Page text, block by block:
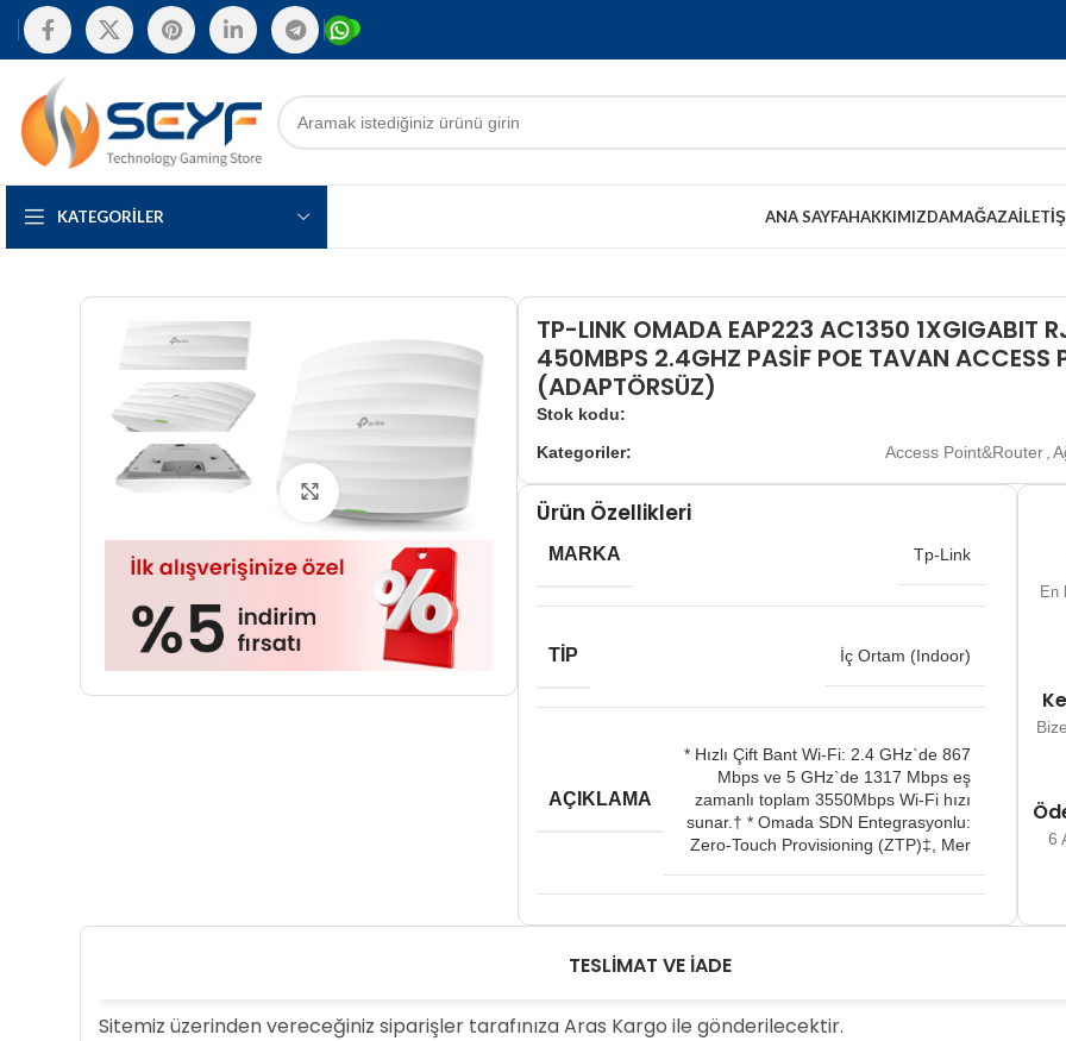
KATEGORILER ANA SAYFAHAKKIMIZDAMAĞAZA
TP-LINK OMADA EAP223 AC1350 1XGIGABIT
450MBPS 2.4GHZ PASİF POE TAVAN ACCESS
(ADAPTÖRSÜZ)
Stok kodu:
Kategoriler:
Access Point&Router
Ürün Özellikleri
MARKA Tp-Link
TIP İç Ortam (Indoor)
AÇIKLAMA
* Hızlı Çift Bant Wi-Fi: 2.4 GHz`de 867
Mbps ve 5 GHz`de 1317 Mbps eş
zamanlı toplam 3550Mbps Wi-Fi hızı
sunar.† * Omada SDN Entegrasyonlu:
Zero-Touch Provisioning (ZTP)‡, Mer
AĞ İLETIŞIM HIZI
En
6
TESLIMAT VE İADE
Sitemiz üzerinden vereceğiniz siparişler tarafınıza Aras Kargo ile gönderilecektir.